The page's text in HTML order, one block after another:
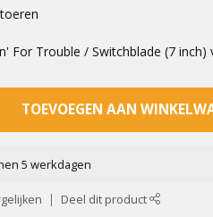
For Trouble / Switchblade (7 inch)
TOEVOEGEN AAN
5 werkdagen
Deel dit product